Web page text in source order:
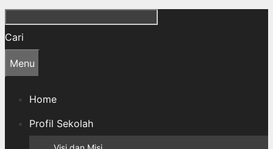
Cari
Menu
Home
Profil Sekolah